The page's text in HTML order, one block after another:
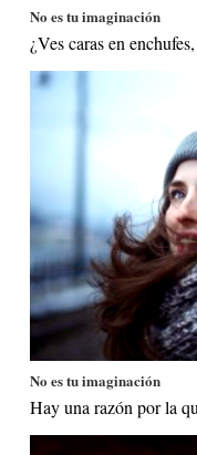
No es tu imaginación
¿Ves caras en
No es tu imaginación
Hay una razón por la